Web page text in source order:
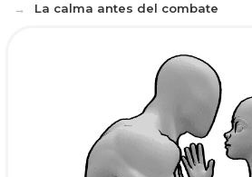
La calma antes del combate